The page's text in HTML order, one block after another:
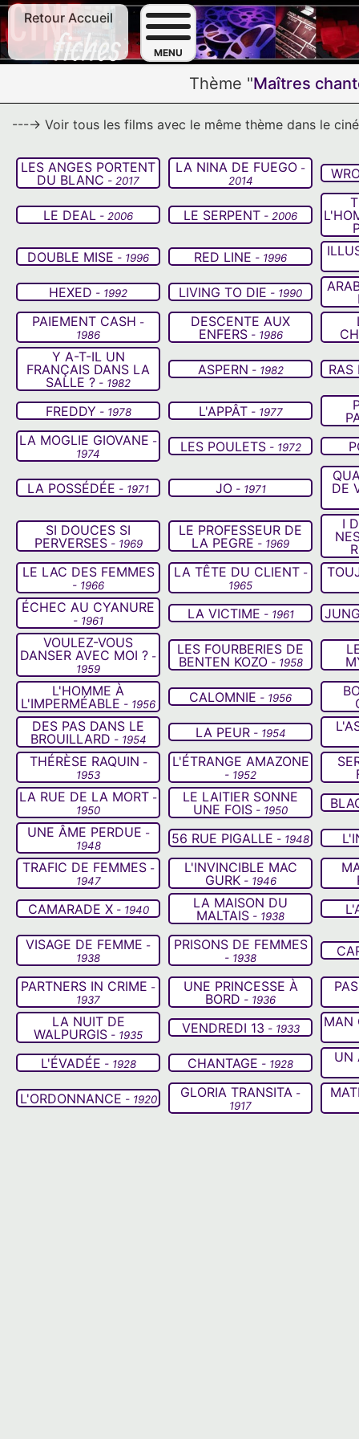
Retour Accueil
MENU
Thème "Maîtres
---→ Voir tous les films avec le même thème dans le
LES ANGES PORTENT
DU BLANC - 2017
LA NINA DE FUEGO -
2014
LE DEAL - 2006 LE SERPENT - 2006
DOUBLE MISE - 1996 RED LINE - 1996
HEXED - 1992 LIVING TO DIE - 1990
PAIEMENT CASH -
1986
DESCENTE AUX
ENFERS- 1986
Y A-T-IL UN
FRANÇAIS DANS LA
SALLE ? - 1982
ASPERN - 1982 RAS
FREDDY - 1978 L'APPÂT- 1977
LA MOGLIE GIOVANE -
1974
LES POULETS- 1972
LA POSSÉDÉE - 1971 JO- 1971
DE
SI DOUCES SI
PERVERSES- 1969
LE PROFESSEUR DE
LA PEGRE - 1969
I
LE LAC DES FEMMES
- 1966
LA TÊTE DU CLIENT-
1965
ÉCHEC AU CYANURE
- 1961 LA VICTIME - 1961
VOULEZ-VOUS
DANSER AVEC MOI ? -
1959
LES FOURBERIES DE
BENTEN KOZO- 1958
L'HOMME À
L'IMPERMÉABLE - 1956 CALOMNIE - 1956
DES PAS DANS LE
BROUILLARD - 1954 LA PEUR- 1954
THÉRÈSE RAQUIN -
1953
L'ÉTRANGE AMAZONE
- 1952
LA RUE DE LA MORT -
1950
LE LAITIER SONNE
UNE FOIS - 1950
UNE ÂME PERDUE -
1948
56 RUE PIGALLE - 1948
TRAFIC DE FEMMES-
1947
L'INVINCIBLE MAC
GURK- 1946
CAMARADE X- 1940
LA MAISON DU
MALTAIS - 1938
VISAGE DE FEMME -
1938
PRISONS DE FEMMES
- 1938
PARTNERS IN CRIME -
1937
UNE PRINCESSE À
BORD - 1936
LA NUIT DE
WALPURGIS - 1935 VENDREDI 13 - 1933 MAN
L'ÉVADÉE - 1928 CHANTAGE - 1928 UN
L'ORDONNANCE - 1920 GLORIA TRANSITA -
1917